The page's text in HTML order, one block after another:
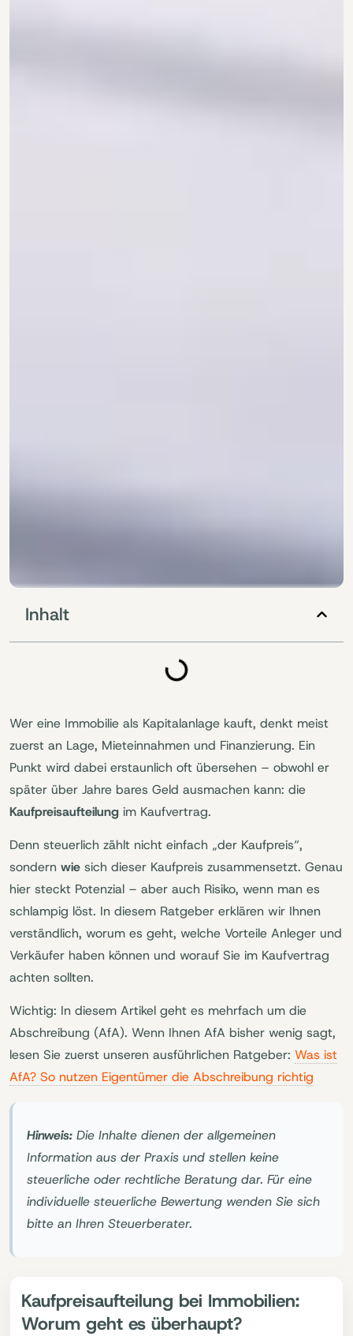
Inhalt
Wer eine Immobilie als Kapitalanlage kauft, denkt meist
zuerst an Lage, Mieteinnahmen und Finanzierung. Ein
Punkt wird dabei erstaunlich oft übersehen – obwohl er
später über Jahre bares Geld ausmachen kann: die
Kaufpreisaufteilung im Kaufvertrag.
Denn steuerlich zählt nicht einfach „der Kaufpreis“,
sondern wie sich dieser Kaufpreis zusammensetzt. Genau
hier steckt Potenzial – aber auch Risiko, wenn man es
schlampig löst. In diesem Ratgeber erklären wir Ihnen
verständlich, worum es geht, welche Vorteile Anleger und
Verkäufer haben können und worauf Sie im Kaufvertrag
achten sollten.
Wichtig: In diesem Artikel geht es mehrfach um die
Abschreibung (AfA). Wenn Ihnen AfA bisher wenig sagt,
lesen Sie zuerst unseren ausführlichen Ratgeber: Was ist
AfA? So nutzen Eigentümer die Abschreibung richtig
Hinweis: Die Inhalte dienen der allgemeinen
Information aus der Praxis und stellen keine
steuerliche oder rechtliche Beratung dar. Für eine
individuelle steuerliche Bewertung wenden Sie sich
bitte an Ihren Steuerberater.
Kaufpreisaufteilung bei Immobilien:
Worum geht es überhaupt?